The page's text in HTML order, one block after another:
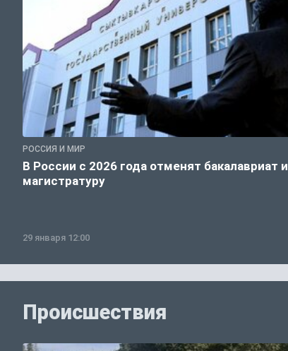
РОССИЯ И МИР
В России с 2026 года отменят бакалавриат и
магистратуру
29 января 12:00
Происшествия